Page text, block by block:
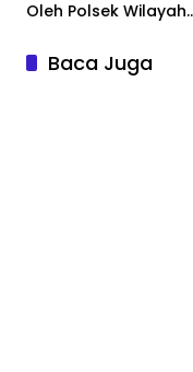
Oleh Polsek Wilayah
SMK Muhammadiyah 3
Bandung
Baca Juga